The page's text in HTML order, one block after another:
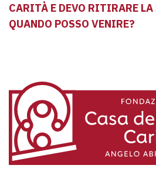
CARITÀ E DEVO RITIRARE LA
QUANDO POSSO VENIRE?